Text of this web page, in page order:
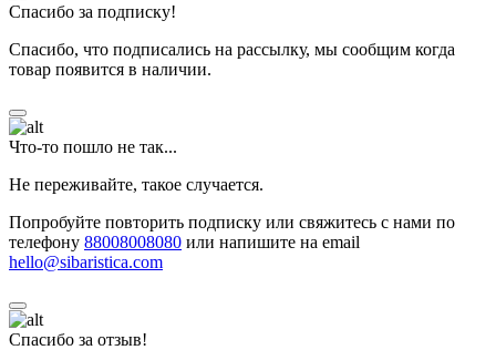
Спасибо за подписку!
Спасибо, что подписались на рассылку, мы сообщим когда
товар появится в наличии.
Что-то пошло не так...
Не переживайте, такое случается.
Попробуйте повторить подписку или свяжитесь с нами по
телефону 88008008080 или напишите на email
hello@sibaristica.com
Спасибо за отзыв!